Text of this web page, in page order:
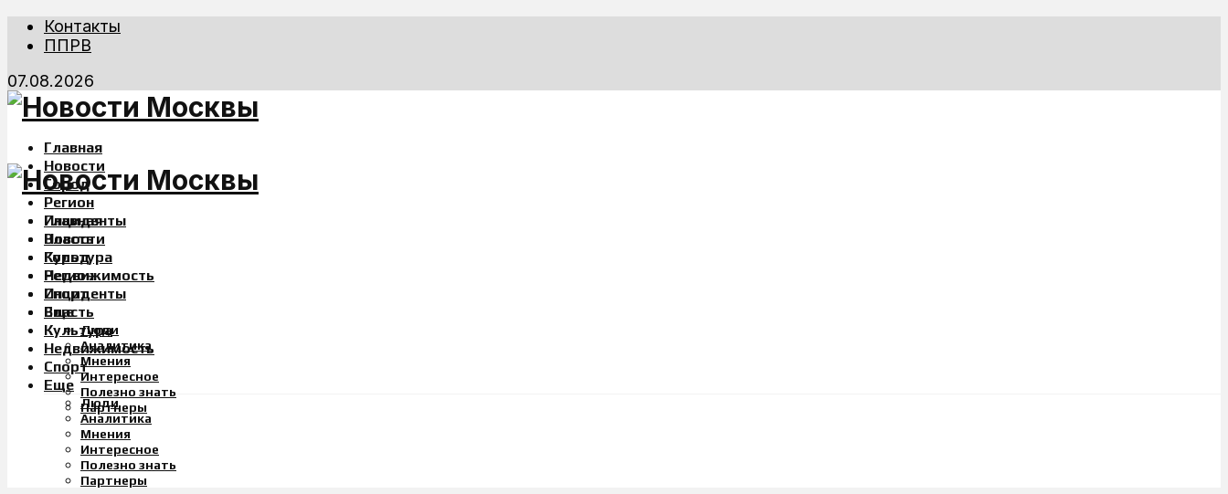
Контакты
ППРВ
07.08.2026
Главная
Новости
Город
Регион
Инциденты
Власть
Культура
Недвижимость
Спорт
Еще
Люди
Аналитика
Мнения
Интересное
Полезно знать
Партнеры
Главная
Новости
Город
Регион
Инциденты
Власть
Культура
Недвижимость
Спорт
Еще
Люди
Аналитика
Мнения
Интересное
Полезно знать
Партнеры